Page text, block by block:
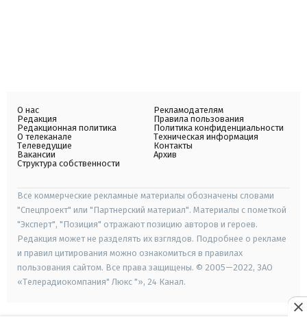
О нас
Редакция
Редакционная политика
О телеканале
Телеведущие
Вакансии
Структура собственности
Рекламодателям
Правила пользования
Политика конфиденциальности
Техническая информация
Контакты
Архив
Все коммерческие рекламные материалы обозначены словами
"Спецпроект" или "Партнерский материал". Материалы с пометкой
"Эксперт", "Позиция" отражают позицию авторов и героев.
Редакция может не разделять их взглядов. Подробнее о рекламе
и правил цитирования можно ознакомиться в правилах
пользования сайтом. Все права защищены. © 2005—2022, ЗАО
«Телерадиокомпания" Люкс "», 24 Канал.